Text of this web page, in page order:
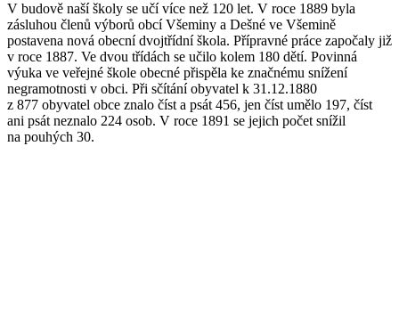
V budově naší školy se učí více než 120 let. V roce 1889 byla
zásluhou členů výborů obcí Všeminy a Dešné ve Všemině
postavena nová obecní dvojtřídní škola. Přípravné práce započaly již
v roce 1887. Ve dvou třídách se učilo kolem 180 dětí. Povinná
výuka ve veřejné škole obecné přispěla ke značnému snížení
negramotnosti v obci. Při sčítání obyvatel k 31.12.1880
z 877 obyvatel obce znalo číst a psát 456, jen číst umělo 197, číst
ani psát neznalo 224 osob. V roce 1891 se jejich počet snížil
na pouhých 30.